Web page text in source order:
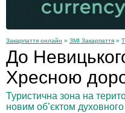
Закарпаття онлайн » ЗМІ Закарпаття »
До
Хресною
Туристична зона на
новим об’єктом